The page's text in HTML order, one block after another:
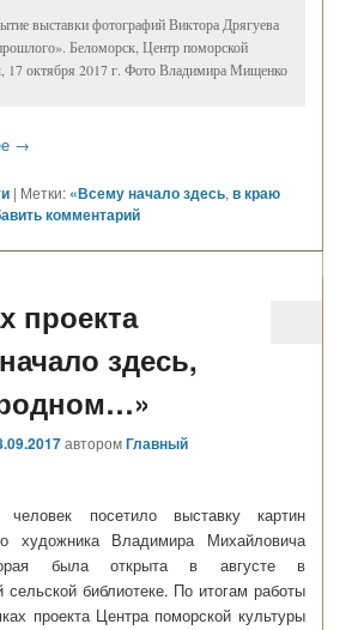
выставки фотографий Виктора Дрягуева
Беломорск, Центр поморской
17 октября 2017 г. Фото Владимира Мищенко
→
| Метки: «Всему начало здесь,в краю
комментарий
проекта
здесь,
авторомГлавный
посетило выставку картин
художника Владимира Михайловича
была открыта в августе в
сельской библиотеке. По итогам работы
проекта Центра поморской культуры